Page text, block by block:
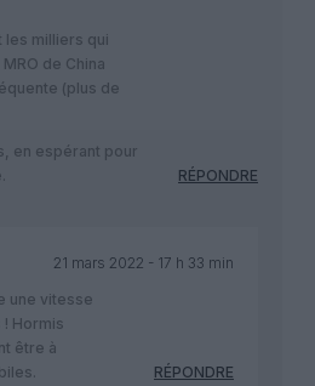
les milliers qui
de China
(plus de
en espérant pour
RÉPONDRE
21 mars 2022 - 17 h 33 min
une vitesse
Hormis
être à
RÉPONDRE